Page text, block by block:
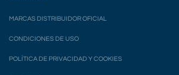
MARCAS DISTRIBUIDOR OFICIAL
CONDICIONES DE USO
POLÍTICA DE PRIVACIDAD Y COOKIES